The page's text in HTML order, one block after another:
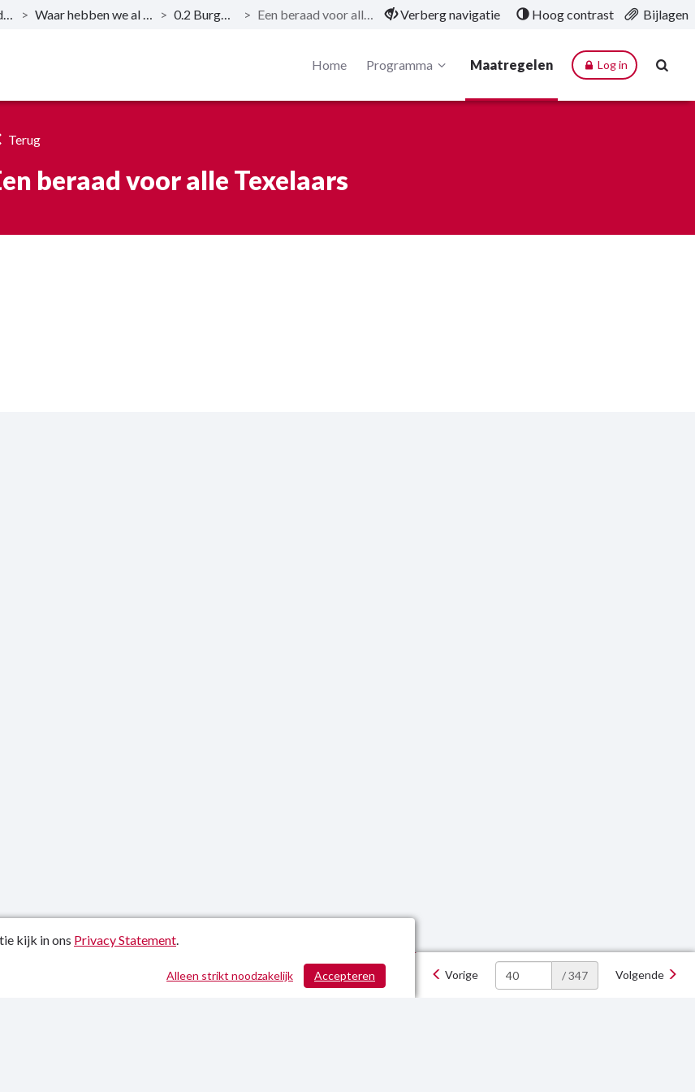
Programma 0. Voor en door bewoners > Waar hebben we al op ingezet? > 0.2 Burgerzaken > Een beraad voor alle Texelaars Verberg navigatie Hoog contrast Bijlagen
Home Programma Maatregelen Log in
Terug
beraad voor alle Texelaars
Vorige / 347 Volgende
kijk in ons Privacy Statement.
Accepteren
Alleen strikt noodzakelijk